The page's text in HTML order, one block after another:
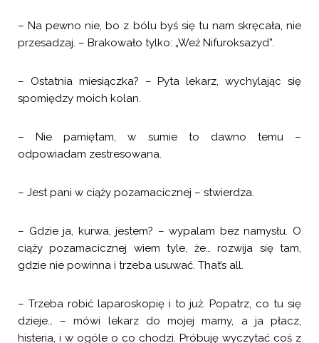
– Na pewno nie, bo z bólu byś się tu nam skręcała, nie
przesadzaj. – Brakowało tylko: „Weź Nifuroksazyd”.
– Ostatnia miesiączka? – Pyta lekarz, wychylając się
spomiędzy moich kolan.
– Nie pamiętam, w sumie to dawno temu –
odpowiadam zestresowana.
– Jest pani w ciąży pozamacicznej – stwierdza.
– Gdzie ja, kurwa, jestem? – wypalam bez namysłu. O
ciąży pozamacicznej wiem tyle, że… rozwija się tam,
gdzie nie powinna i trzeba usuwać. That’s all.
– Trzeba robić laparoskopię i to już. Popatrz, co tu się
dzieje… – mówi lekarz do mojej mamy, a ja płacz,
histeria, i w ogóle o co chodzi. Próbuję wyczytać coś z